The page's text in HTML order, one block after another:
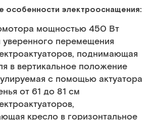
особенности электрооснащения:
мощностью 450 Вт
перемещения
поднимающая
в вертикальное положение
с помощью актуатора
от 61 до 81 см
кресло в горизонтальное